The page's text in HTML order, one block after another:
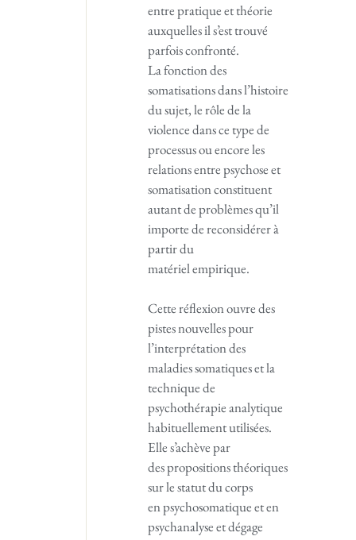
entre pratique et théorie
auxquelles il s’est trouvé
parfois confronté.
La fonction des
somatisations dans l’histoire
du sujet, le rôle de la
violence dans ce type de
processus ou encore les
relations entre psychose et
somatisation constituent
autant de problèmes qu’il
importe de reconsidérer à
partir du
matériel empirique.
Cette réflexion ouvre des
pistes nouvelles pour
l’interprétation des
maladies somatiques et la
technique de
psychothérapie analytique
habituellement utilisées.
Elle s’achève par
des propositions théoriques
sur le statut du corps
en psychosomatique et en
psychanalyse et dégage